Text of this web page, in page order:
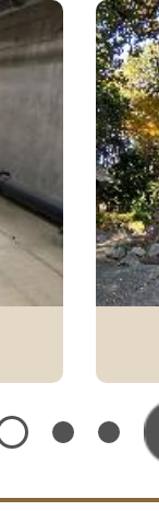
3
枚
目
の
ス
ラ
イ
ド